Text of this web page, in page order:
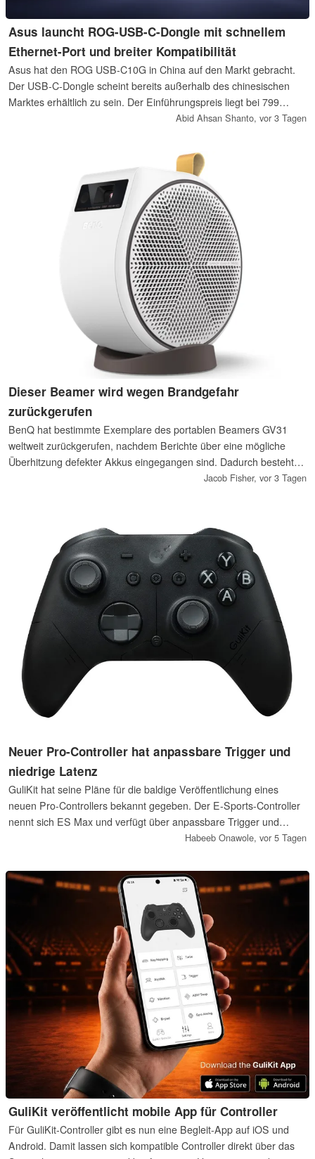
Asus launcht ROG-USB-C-Dongle mit schnellem
Ethernet-Port und breiter Kompatibilität
Asus hat den ROG USB-C10G in China auf den Markt gebracht.
Der USB-C-Dongle scheint bereits außerhalb des chinesischen
Marktes erhältlich zu sein. Der Einführungspreis liegt bei 799
Yuan, was umgerechnet etwa 102 Euro entspricht. Dafür bietet
Abid Ahsan Shanto, vor 3 Tagen
Dieser Beamer wird wegen Brandgefahr
zurückgerufen
BenQ hat bestimmte Exemplare des portablen Beamers GV31
weltweit zurückgerufen, nachdem Berichte über eine mögliche
Überhitzung defekter Akkus eingegangen sind. Dadurch besteht
Brand- und Verbrennungsgefahr. Betroffene Geräte sollten ab
Jacob Fisher, vor 3 Tagen
Neuer Pro-Controller hat anpassbare Trigger und
niedrige Latenz
GuliKit hat seine Pläne für die baldige Veröffentlichung eines
neuen Pro-Controllers bekannt gegeben. Der E-Sports-Controller
nennt sich ES Max und verfügt über anpassbare Trigger und
Tasten sowie Kompatibilität mit dem PC und der Nintendo
Habeeb Onawole, vor 5 Tagen
GuliKit veröffentlicht mobile App für Controller
Für GuliKit-Controller gibt es nun eine Begleit-App auf iOS und
Android. Damit lassen sich kompatible Controller direkt über das